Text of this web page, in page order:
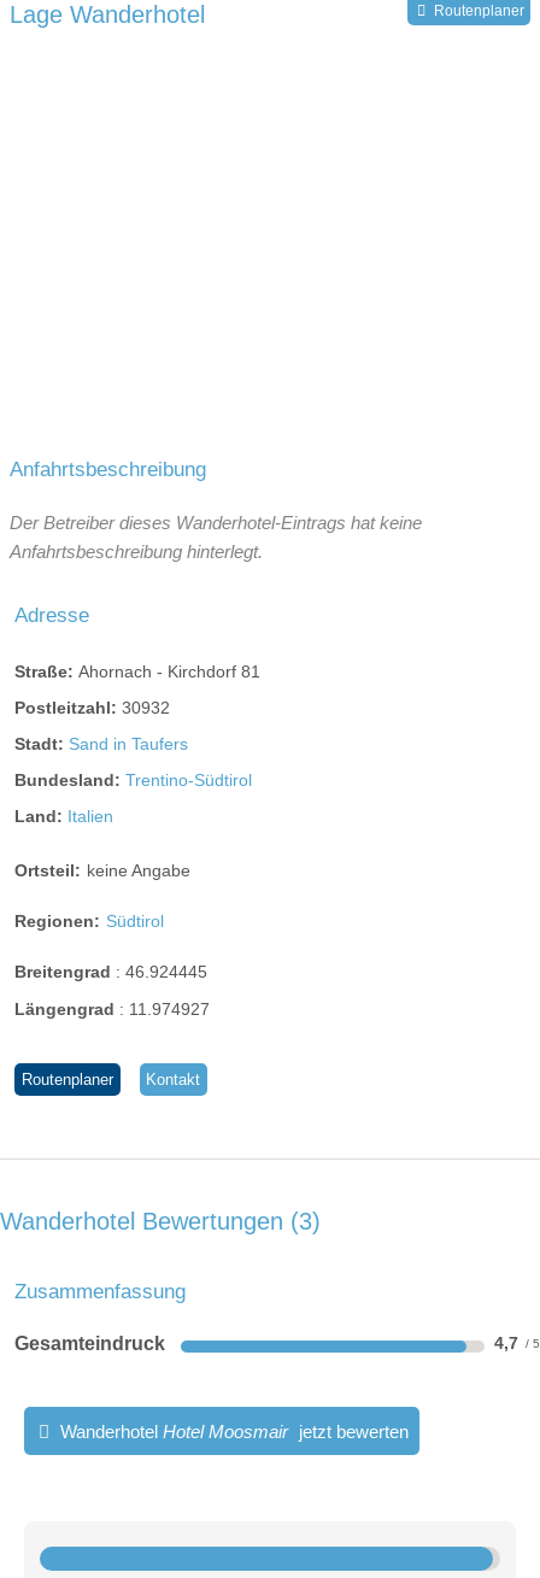
Lage Wanderhotel Routenplaner
Anfahrtsbeschreibung
Der Betreiber dieses Wanderhotel-Eintrags hat keine
Anfahrtsbeschreibung hinterlegt.
Adresse
Straße: Ahornach - Kirchdorf 81
Postleitzahl: 30932
Stadt: Sand in Taufers
Bundesland: Trentino-Südtirol
Land: Italien
Ortsteil: keine Angabe
Regionen: Südtirol
Breitengrad : 46.924445
Längengrad : 11.974927
Routenplaner Kontakt
Wanderhotel Bewertungen 3
Zusammenfassung
Gesamteindruck 4,7
Wanderhotel Hotel Moosmair jetzt bewerten